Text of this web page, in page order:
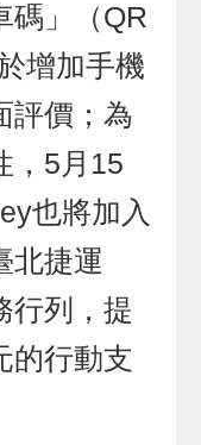
碼」（QR
增加手機
評價；為
，5月15
也將加入
北捷運
行列，提
的行動支